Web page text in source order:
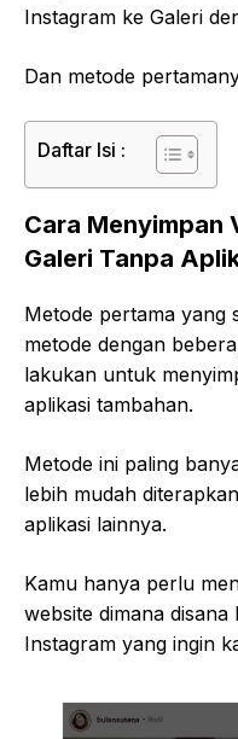
Instagram ke Galeri
Dan metode
Daftar Isi :
Cara Menyimpan
Galeri Tanpa
Metode pertama yang
metode dengan
lakukan untuk
aplikasi tambahan.
Metode ini paling
lebih mudah
aplikasi lainnya.
Kamu hanya perlu
website dimana
Instagram yang ingin